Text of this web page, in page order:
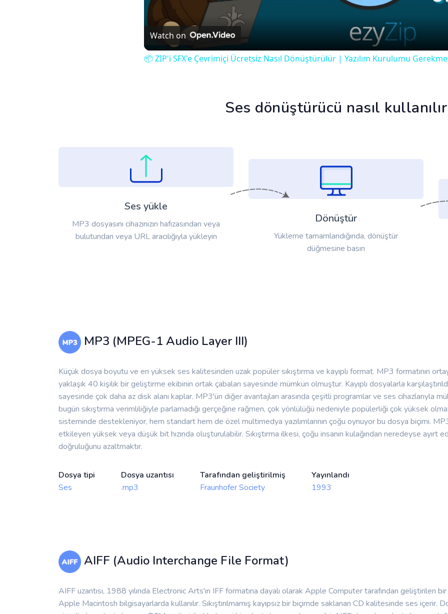
Watch on
📦 ZIP'i SFX'e Çevrimiçi Ücretsiz Nasıl Dönüştürülür | Yazılım Kurulumu
Ses dönüştürücü nasıl kullanılır
Ses yükle
MP3 dosyasını cihazınızın hafızasından veya
bulutundan veya URL aracılığıyla yükleyin
Dönüştür
Yükleme tamamlandığında, dönüştür
düğmesine basın
MP3 (MPEG-1 Audio Layer III)
Küçük dosya boyutu ve en yüksek ses kalitesinden uzak popüler sıkıştırma ve kayıplı format. MP3 formatının
yaklaşık 40 kişilik bir geliştirme ekibinin ortak çabaları sayesinde mümkün olmuştur. Kayıplı dosyalarla
sayesinde çok daha az disk alanı kaplar. MP3'ün diğer avantajları arasında çeşitli programlar ve ses cihazlarıyla
bugün sıkıştırma verimliliğiyle parlamadığı gerçeğine rağmen, çok yönlülüğü nedeniyle popülerliği çok yüksek
sisteminde destekleniyor, hem standart hem de özel multimedya yazılımlarının çoğu oynuyor bu dosya biçimi.
etkileyen yüksek veya düşük bit hızında oluşturulabilir. Sıkıştırma ilkesi, çoğu insanın kulağından neredeyse ayırt
doğruluğunu azaltmaktır.
Dosya tipi
Ses
Dosya uzantısı
.mp3
Tarafından geliştirilmiş
Fraunhofer Society
Yayınlandı
1993
AIFF (Audio Interchange File Format)
AIFF uzantısı, 1988 yılında Electronic Arts'ın IFF formatına dayalı olarak Apple Computer tarafından geliştirilen
Apple Macintosh bilgisayarlarda kullanılır. Sıkıştırılmamış kayıpsız bir biçimde saklanan CD kalitesinde ses içerir.